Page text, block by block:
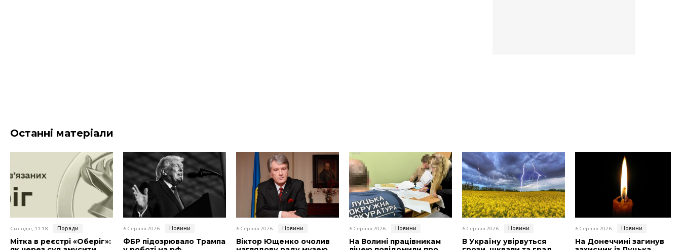
Останні матеріали
Сьогодні, 11:18 Поради
Мітка в реєстрі «Оберіг»:
6 Серпня 2026 Новини
ФБР підозрювало Трампа
6 Серпня 2026 Новини
Віктор Ющенко очолив
6 Серпня 2026 Новини
На Волині працівникам
6 Серпня 2026 Новини
В Україну увірвуться
6 Серпня 2026 Новини
На Донеччині загинув